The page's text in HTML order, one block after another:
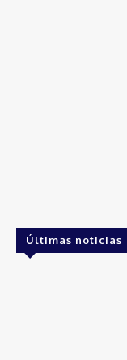
Últimas noticias